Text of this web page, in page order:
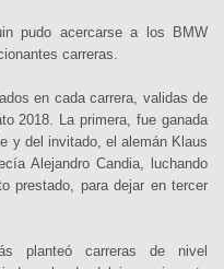
pudo acercarse a los BMW
carreras.
en cada carrera, validas de
2018. La primera, fue ganada
y del invitado, el alemán Klaus
Alejandro Candia, luchando
prestado, para dejar en tercer
planteó carreras de nivel